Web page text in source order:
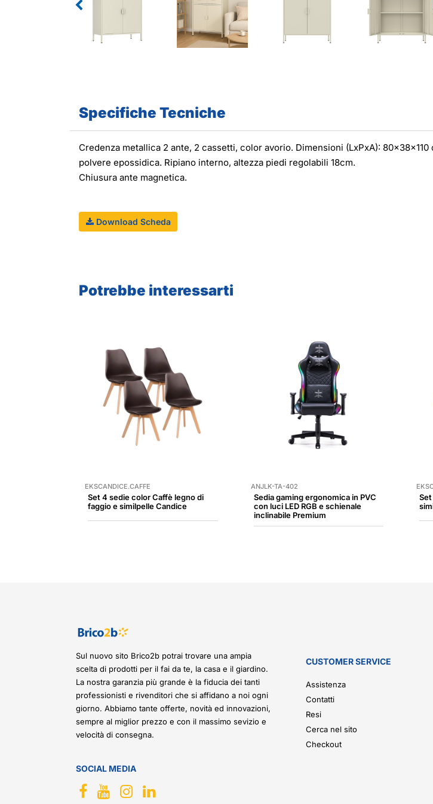
Specifiche Tecniche
Credenza metallica 2 ante, 2 cassetti, color avorio. Dimensioni (LxPxA):
polvere epossidica. Ripiano interno, altezza piedi regolabili 18cm.
Chiusura ante magnetica.
Download Scheda
Potrebbe interessarti
EKSCANDICE.CAFFE
Set 4 sedie color Caffè legno di
faggio e similpelle Candice
ANJLK-TA-402
Sedia gaming ergonomica in PVC
con luci LED RGB e schienale
inclinabile Premium
Sul nuovo sito Brico2b potrai trovare una ampia
scelta di prodotti per il fai da te, la casa e il giardino.
La nostra garanzia più grande è la fiducia dei tanti
professionisti e rivenditori che si affidano a noi ogni
giorno. Abbiamo tante offerte, novità ed innovazioni,
sempre al miglior prezzo e con il massimo sevizio e
velocità di consegna.
SOCIAL MEDIA
CUSTOMER SERVICE
Assistenza
Contatti
Resi
Cerca nel sito
Checkout